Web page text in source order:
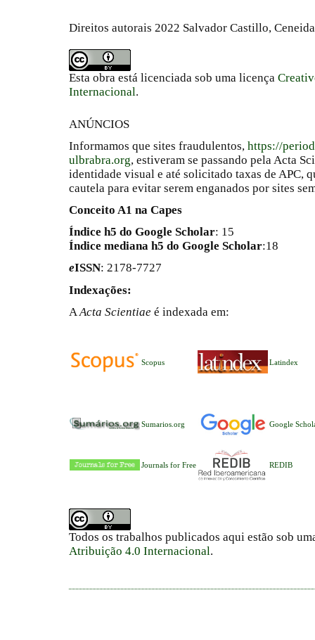
Direitos autorais 2022 Salvador Castillo,
Esta obra está licenciada sob uma licença
Internacional.
ANÚNCIOS
Informamos que sites fraudulentos, https://
ulbrabra.org, estiveram se passando pela Acta
identidade visual e até solicitado taxas de APC,
cautela para evitar serem enganados por sites
Conceito A1 na Capes
Índice h5 do Google Scholar: 15
Índice mediana h5 do Google Scholar:18
eISSN: 2178-7727
Indexações:
AActa Scientiae é indexada em:
Scopus Latindex
Sumarios.org Google
Journals for Free REDIB
Todos os trabalhos publicados aqui estão sob
Atribuição 4.0 Internacional.